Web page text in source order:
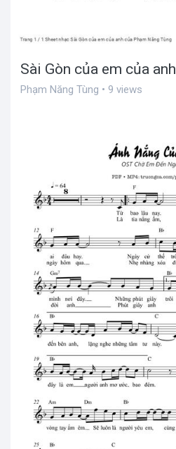
Sài Gòn của em của anh
Phạm Năng Tùng • 9 views